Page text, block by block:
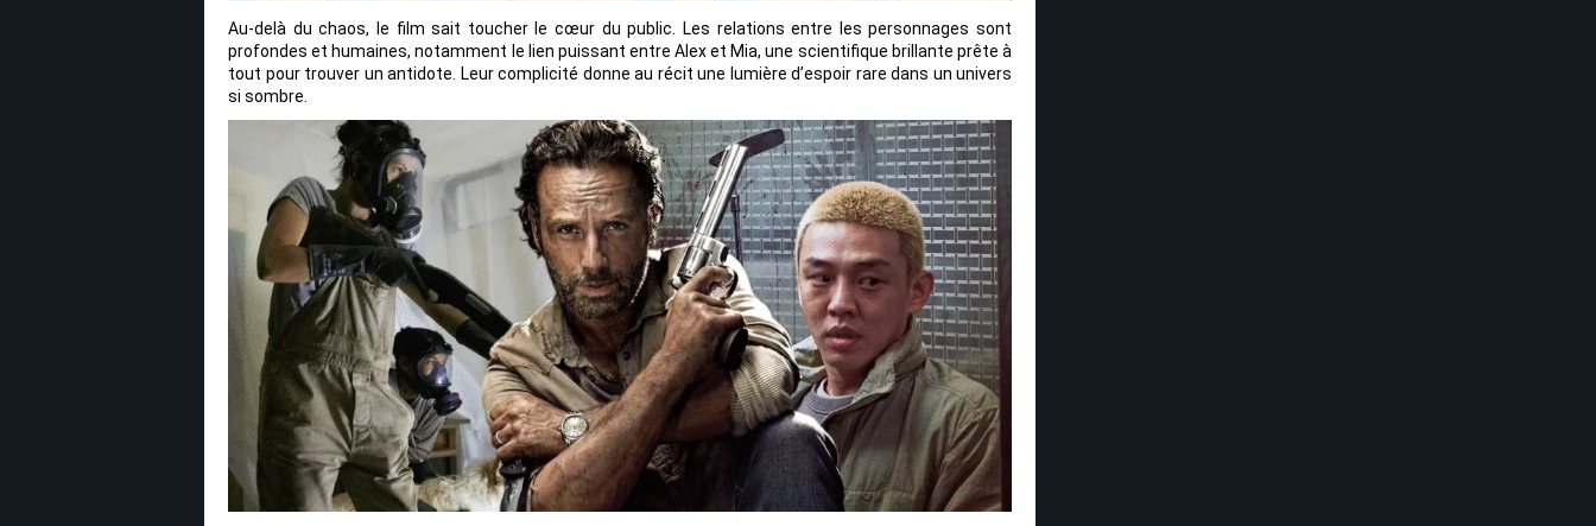
Au-delà du chaos, le film sait toucher le cœur du public. Les relations entre les personnages sont
profondes et humaines, notamment le lien puissant entre Alex et Mia, une scientifique brillante prête à
tout pour trouver un antidote. Leur complicité donne au récit une lumière d’espoir rare dans un univers
si sombre.